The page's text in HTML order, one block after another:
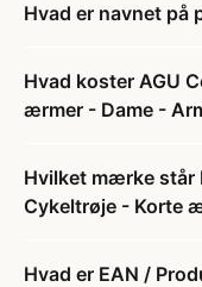
Hvad er navnet på
Hvad koster AGU
ærmer - Dame -
Hvilket mærke står
Cykeltrøje - Korte
Hvad er EAN /